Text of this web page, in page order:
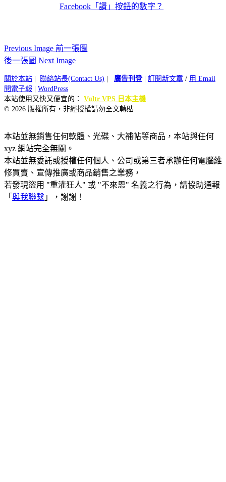
Facebook「讚」按鈕的數字？
Previous Image 前一張圖
後一張圖 Next Image
關於本站 聯絡站長(Contact Us) 廣告刊登| 訂閱新文章 / 用 Email
閱電子報
WordPress
本站使用又快又便宜的： Vultr VPS 日本主機
© 2026 版權所有，非經授權請勿全文轉貼
本站並無銷售任何軟體、光碟、大補帖等商品，本站與任何
xyz 網站完全無關。
本站並無委託或授權任何個人、公司或第三者承辦任何電腦維
修買賣、宣傳推廣或商品銷售之業務，
若發現盜用 "重灌狂人" 或 "不來恩" 名義之行為，請協助通報
「 與我聯繫 」，謝謝！